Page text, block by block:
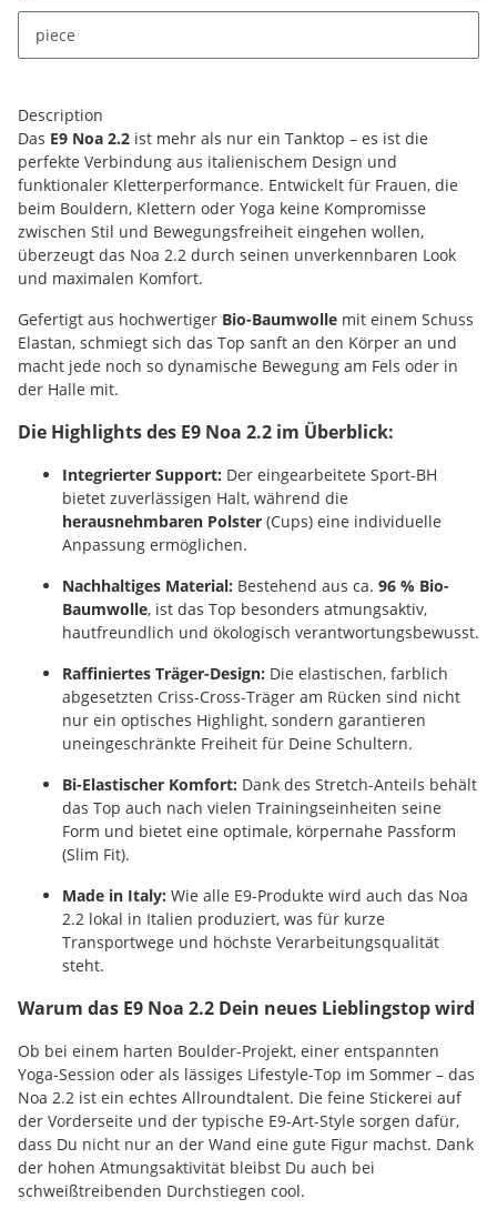
piece
This item has variations. Please select the requested
variation.
Description
Das E9 Noa 2.2 ist mehr als nur ein Tanktop – es ist die
perfekte Verbindung aus italienischem Design und
funktionaler Kletterperformance. Entwickelt für Frauen, die
beim Bouldern, Klettern oder Yoga keine Kompromisse
zwischen Stil und Bewegungsfreiheit eingehen wollen,
überzeugt das Noa 2.2 durch seinen unverkennbaren Look
und maximalen Komfort.
Gefertigt aus hochwertiger Bio-Baumwolle mit einem Schuss
Elastan, schmiegt sich das Top sanft an den Körper an und
macht jede noch so dynamische Bewegung am Fels oder in
der Halle mit.
Die Highlights des E9 Noa 2.2 im Überblick:
Integrierter Support: Der eingearbeitete Sport-BH
bietet zuverlässigen Halt, während die
herausnehmbaren Polster (Cups) eine individuelle
Anpassung ermöglichen.
Nachhaltiges Material: Bestehend aus ca. 96 % Bio-
Baumwolle, ist das Top besonders atmungsaktiv,
hautfreundlich und ökologisch verantwortungsbewusst.
Raffiniertes Träger-Design: Die elastischen, farblich
abgesetzten Criss-Cross-Träger am Rücken sind nicht
nur ein optisches Highlight, sondern garantieren
uneingeschränkte Freiheit für Deine Schultern.
Bi-Elastischer Komfort: Dank des Stretch-Anteils behält
das Top auch nach vielen Trainingseinheiten seine
Form und bietet eine optimale, körpernahe Passform
(Slim Fit).
Made in Italy: Wie alle E9-Produkte wird auch das Noa
2.2 lokal in Italien produziert, was für kurze
Transportwege und höchste Verarbeitungsqualität
steht.
Warum das E9 Noa 2.2 Dein neues Lieblingstop wird
Ob bei einem harten Boulder-Projekt, einer entspannten
Yoga-Session oder als lässiges Lifestyle-Top im Sommer – das
Noa 2.2 ist ein echtes Allroundtalent. Die feine Stickerei auf
der Vorderseite und der typische E9-Art-Style sorgen dafür,
dass Du nicht nur an der Wand eine gute Figur machst. Dank
der hohen Atmungsaktivität bleibst Du auch bei
schweißtreibenden Durchstiegen cool.